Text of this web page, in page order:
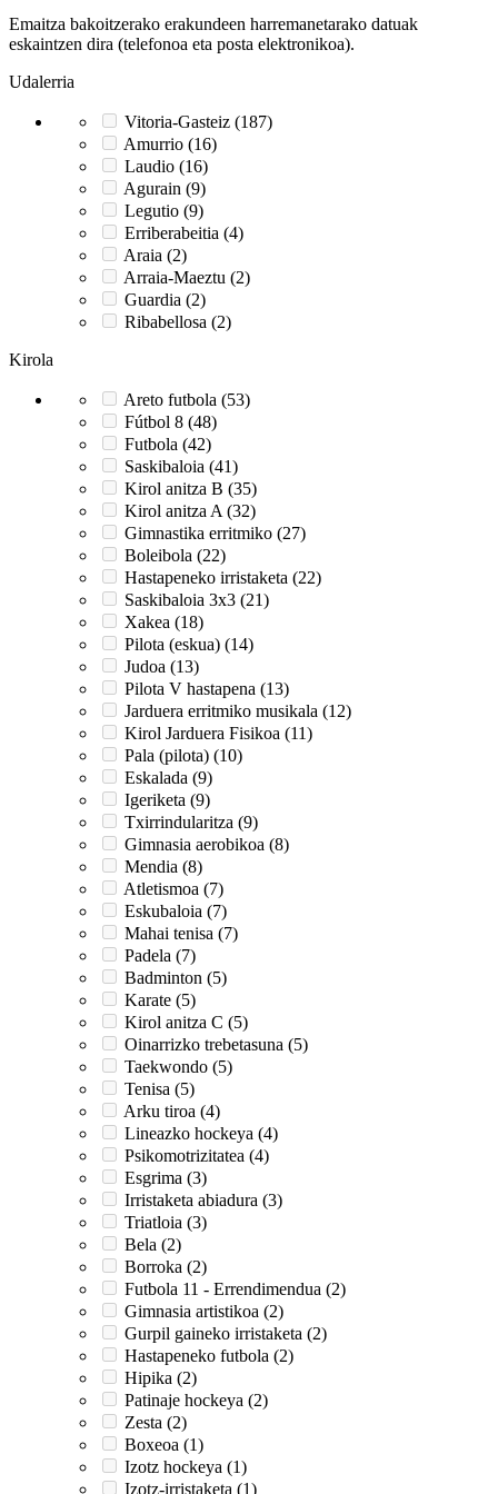
Emaitza bakoitzerako erakundeen harremanetarako datuak
eskaintzen dira (telefonoa eta posta elektronikoa).
Udalerria
Vitoria-Gasteiz (187)
Amurrio (16)
Laudio (16)
Agurain (9)
Legutio (9)
Erriberabeitia (4)
Araia (2)
Arraia-Maeztu (2)
Guardia (2)
Ribabellosa (2)
Kirola
Areto futbola (53)
Fútbol 8 (48)
Futbola (42)
Saskibaloia (41)
Kirol anitza B (35)
Kirol anitza A (32)
Gimnastika erritmiko (27)
Boleibola (22)
Hastapeneko irristaketa (22)
Saskibaloia 3x3 (21)
Xakea (18)
Pilota (eskua) (14)
Judoa (13)
Pilota V hastapena (13)
Jarduera erritmiko musikala (12)
Kirol Jarduera Fisikoa (11)
Pala (pilota) (10)
Eskalada (9)
Igeriketa (9)
Txirrindularitza (9)
Gimnasia aerobikoa (8)
Mendia (8)
Atletismoa (7)
Eskubaloia (7)
Mahai tenisa (7)
Padela (7)
Badminton (5)
Karate (5)
Kirol anitza C (5)
Oinarrizko trebetasuna (5)
Taekwondo (5)
Tenisa (5)
Arku tiroa (4)
Lineazko hockeya (4)
Psikomotrizitatea (4)
Esgrima (3)
Irristaketa abiadura (3)
Triatloia (3)
Bela (2)
Borroka (2)
Futbola 11 - Errendimendua (2)
Gimnasia artistikoa (2)
Gurpil gaineko irristaketa (2)
Hastapeneko futbola (2)
Hipika (2)
Patinaje hockeya (2)
Zesta (2)
Boxeoa (1)
Izotz hockeya (1)
Izotz-irristaketa (1)